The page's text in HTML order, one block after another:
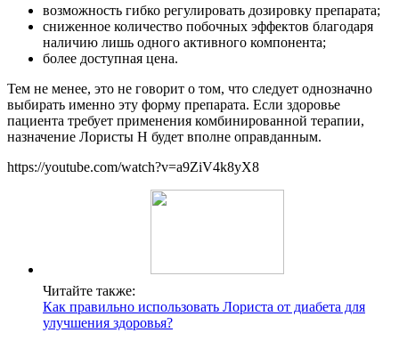
возможность гибко регулировать дозировку препарата;
сниженное количество побочных эффектов благодаря
наличию лишь одного активного компонента;
более доступная цена.
Тем не менее, это не говорит о том, что следует однозначно
выбирать именно эту форму препарата. Если здоровье
пациента требует применения комбинированной терапии,
назначение Лористы Н будет вполне оправданным.
https://youtube.com/watch?v=a9ZiV4k8yX8
Читайте также:
Как правильно использовать Лориста от диабета для
улучшения здоровья?